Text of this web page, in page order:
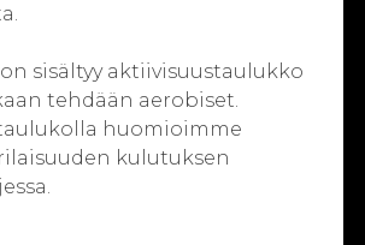
sisältyy aktiivisuustaulukko
tehdään aerobiset.
huomioimme
kulutuksen